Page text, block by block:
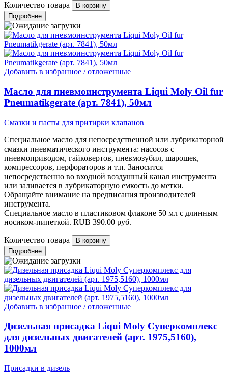
Количество товара
Подробнее
Добавить в избранное / отложенные
Масло для пневмоинструмента Liqui Moly Oil fur
Pneumatikgerate (арт. 7841), 50мл
Смазки и пасты для притирки клапанов
Специальное масло для непосредственной или лубрикаторной
смазки пневматического инструмента: насосов с
пневмоприводом, гайковертов, пневмозубил, шарошек,
компрессоров, перфораторов и т.п. Заносится
непосредственно во входной воздушный канал инструмента
или заливается в лубрикаторную емкость до метки.
Обращайте внимание на предписания производителей
инструмента.
Специальное масло в пластиковом флаконе 50 мл с длинным
носиком-пипеткой. RUB 390.00 руб.
Количество товара
Подробнее
Добавить в избранное / отложенные
Дизельная присадка Liqui Moly Суперкомплекс
для дизельных двигателей (арт. 1975,5160),
1000мл
Присадки в дизель